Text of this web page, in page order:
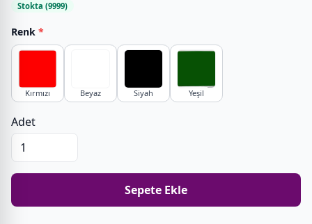
Stokta (9999)
Renk *
Kırmızı Beyaz Siyah Yeşil
Adet
Sepete Ekle